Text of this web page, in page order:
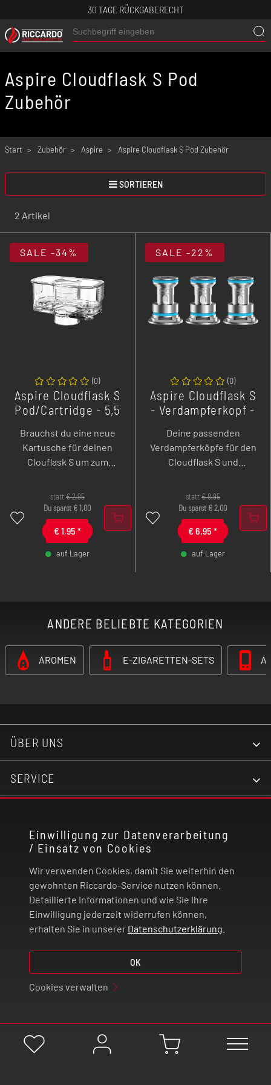
30 TAGE RÜCKGABERECHT
Einwilligung zur Datenverarbeitung
/ Einsatz von Cookies
Wir verwenden Cookies, damit Sie weiterhin den
gewohnten Riccardo-Service nutzen können.
Detaillierte Informationen und wie Sie Ihre
Einwilligung jederzeit widerrufen können,
erhalten Sie in unserer Datenschutzerklärung
OK
Cookies verwalten
Aspire Cloudflask S Pod
Zubehör
Start Zubehör Aspire Aspire Cloudflask S Pod Zubehör
SORTIEREN
2 Artikel
statt€2,95
Du sparst € 1,00
€ 1,95 *
auf Lager
(0)
Aspire Cloudflask S
Pod/Cartridge - 5,5
Brauchst du eine neue
Kartusche für deinen
Clouflask S um zum
wechseln zu können?
Dann bist du hier genau
richtig, hier erhältst du
die 5,5 ml große
SALE -34%
statt€8,95
Du sparst € 2,00
€ 6,95 *
auf Lager
(0)
Aspire Cloudflask S
- Verdampferkopf -
Deine passenden
Verdampferköpfe für den
Cloudflask S und
0,25 und 0,6 Ohm zu dir
nach Hause.
SALE -22%
ANDERE BELIEBTE KATEGORIEN
AROMEN E-ZIGARETTEN-SETS
ÜBER UNS
SERVICE
RECHTLICHES
ZAHLUNG UND VERSAND
VERTRAG WIDERRUFEN
© 2026 | Riccardo Onlinestore GmbH